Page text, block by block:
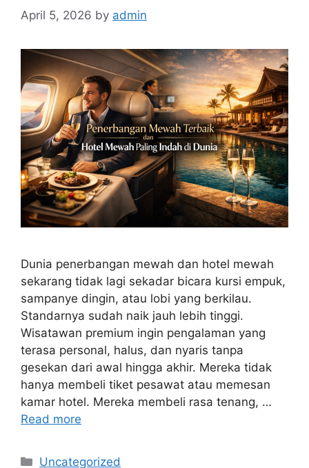
April 5, 2026 by admin
Dunia penerbangan mewah dan hotel mewah
sekarang tidak lagi sekadar bicara kursi empuk,
sampanye dingin, atau lobi yang berkilau.
Standarnya sudah naik jauh lebih tinggi.
Wisatawan premium ingin pengalaman yang
terasa personal, halus, dan nyaris tanpa
gesekan dari awal hingga akhir. Mereka tidak
hanya membeli tiket pesawat atau memesan
kamar hotel. Mereka membeli rasa tenang, …
Read more
Categories
Uncategorized